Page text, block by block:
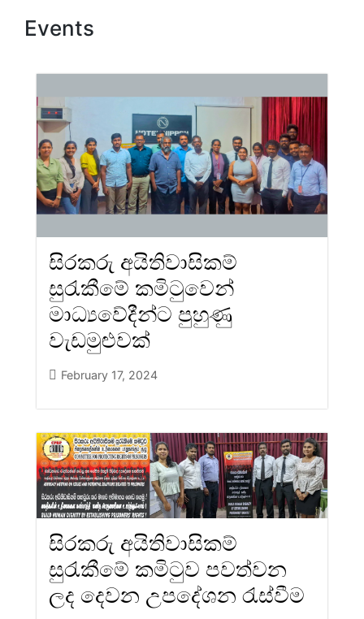
Events
සිරකරු අයිතිවාසිකම්
සුරැකීමේ කමිටුවෙන්
මාධ්‍යවේදීන්ට පුහුණු
වැඩමුළුවක්
February 17, 2024
සිරකරු අයිතිවාසිකම්
සුරැකීමේ කමිටුව පවත්වන
ලද දෙවන උපදේශන රැස්වීම